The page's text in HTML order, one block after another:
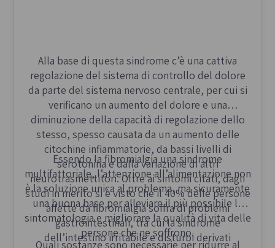
Alla base di questa sindrome c’è una cattiva
regolazione del sistema di controllo del dolore
da parte del sistema nervoso centrale, per cui si
verificano un aumento del dolore e una
diminuzione della capacità di regolazione dello
stesso, spesso causata da un aumento delle
citochine infiammatorie, da bassi livelli di
serotonina e dalla variazione di altri
neurotrasmettitori. Oltre ai sintomi citati, dagli
studi in merito si è visto che il 40% delle persone
affette da fibromialgia soffra di problemi
gastrointestinali, tra cui la sindrome
dell’intestino irritabile e disturbi derivati
Essendo la fibromialgia una sindrome
multifattoriale, l’attenzione all’alimentazione non
è la soluzione unica al problema, ma sicuramente
una buona base per alleviare il più possibile la
sintomatologia e migliorare la qualità di vita delle
persone che ne soffrono.
Quali sostanze sono necessarie per ridurre al